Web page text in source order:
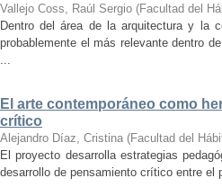
Vallejo Coss, Raúl Sergio (Facultad del
Dentro del área de la arquitectura y la
probablemente el más relevante dentro
...
El arte contemporáneo como
crítico
Alejandro Díaz, Cristina (Facultad del
El proyecto desarrolla estrategias
desarrollo de pensamiento crítico entre